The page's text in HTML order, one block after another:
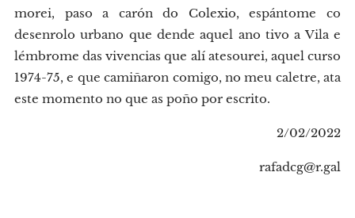
morei, paso a carón do Colexio, espántome co
desenrolo urbano que dende aquel ano tivo a Vila e
lémbrome das vivencias que alí atesourei, aquel curso
1974-75, e que camiñaron comigo, no meu caletre, ata
este momento no que as poño por escrito.
2/02/2022
rafadcg@r.gal